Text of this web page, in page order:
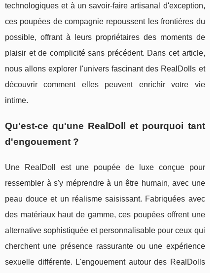
technologiques et à un savoir-faire artisanal d'exception,
ces poupées de compagnie repoussent les frontières du
possible, offrant à leurs propriétaires des moments de
plaisir et de complicité sans précédent. Dans cet article,
nous allons explorer l'univers fascinant des RealDolls et
découvrir comment elles peuvent enrichir votre vie
intime.
Qu'est-ce qu'une RealDoll et pourquoi tant
d'engouement ?
Une RealDoll est une poupée de luxe conçue pour
ressembler à s'y méprendre à un être humain, avec une
peau douce et un réalisme saisissant. Fabriquées avec
des matériaux haut de gamme, ces poupées offrent une
alternative sophistiquée et personnalisable pour ceux qui
cherchent une présence rassurante ou une expérience
sexuelle différente. L'engouement autour des RealDolls